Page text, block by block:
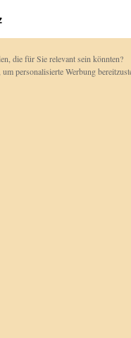
die für Sie relevant sein könnten?
personalisierte Werbung